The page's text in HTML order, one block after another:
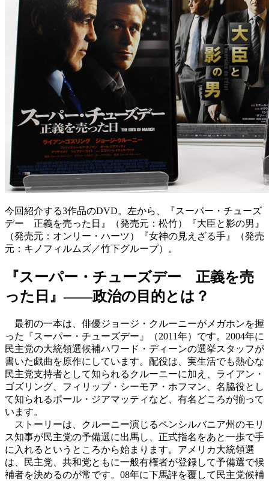
今回紹介する3作品のDVD。左から、『スーパー・チューズ
デー 正義を売った日』（発売元：松竹）『大臣と影の男』
（発売元：オンリー・ハーツ）『女神の見えざる手』（発売
元：キノフィルムズ／竹下グループ）。
『スーパー・チューズデー 正義を売
った日』――政治の目的とは？
最初の一本は、俳優ジョージ・クルーニーがメガホンを握
った『スーパー・チューズデー』（2011年）です。2004年に
民主党の大統領選候補ハワード・ディーンの選挙スタッフが
書いた戯曲を原作にしています。配役は、実生活でも熱心な
民主党支持者として知られるクルーニーに加え、ライアン・
ゴズリング、フィリップ・シーモア・ホフマン、名脇役とし
て知られるポール・ジアマッティなど、有名どころが揃って
います。
ストーリーは、クルーニー演じるペンシルバニア州のモリ
ス知事が民主党の予備選に出馬し、正式指名をあと一歩で手
に入れるというところから始まります。アメリカ大統領選
は、民主党、共和党ともに一般有権者が登録して予備選で候
補者を決めるのが常です。08年に下馬評を覆して民主党候補